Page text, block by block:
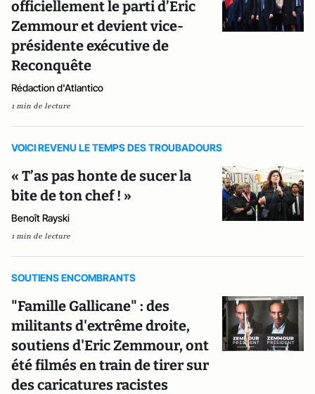
officiellement le parti d’Eric
Zemmour et devient vice-
présidente exécutive de
Reconquête
Rédaction d'Atlantico
1 min de lecture
VOICI REVENU LE TEMPS DES TROUBADOURS
« T’as pas honte de sucer la
bite de ton chef ! »
Benoît Rayski
1 min de lecture
SOUTIENS ENCOMBRANTS
"Famille Gallicane" : des
militants d'extrême droite,
soutiens d'Eric Zemmour, ont
été filmés en train de tirer sur
des caricatures racistes